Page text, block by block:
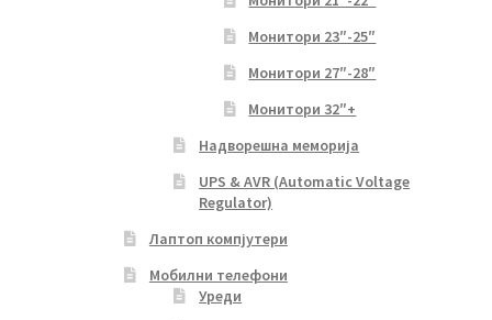
Монитори 23″-25″
Монитори 27″-28″
Монитори 32″+
Надворешна меморија
UPS & AVR (Automatic Voltage
Regulator)
Лаптоп компјутери
Мобилни телефони
Уреди